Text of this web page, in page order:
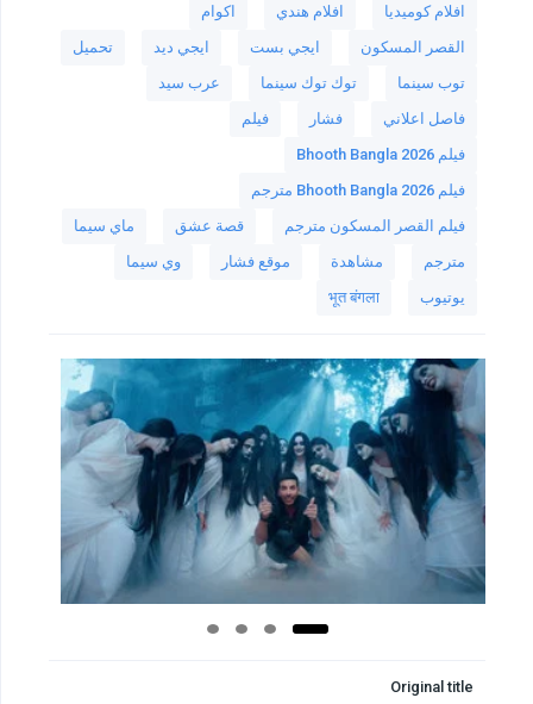
افلام كوميديا
افلام هندي
اكوام
القصر المسكون
ايجي بست ايجي ديد
تحميل
توب سينما
توك توك سينما
عرب سيد
فاصل اعلاني
فشار
فيلم
فيلم Bhooth Bangla 2026
فيلم Bhooth Bangla 2026 مترجم
فيلم القصر المسكون مترجم
قصة عشق
ماي سيما
مترجم
مشاهدة موقع فشار
وي سيما
يوتيوب
भूत बंगला
Original title